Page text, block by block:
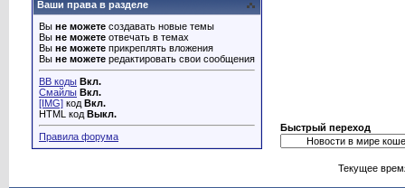
Ваши права в разделе
Вы не можете создавать новые темы
Вы не можете отвечать в темах
Вы не можете прикреплять вложения
Вы не можете редактировать свои сообщения
BB коды Вкл.
Смайлы Вкл.
[IMG] код Вкл.
HTML код Выкл.
Правила форума
Быстрый переход
Текущее